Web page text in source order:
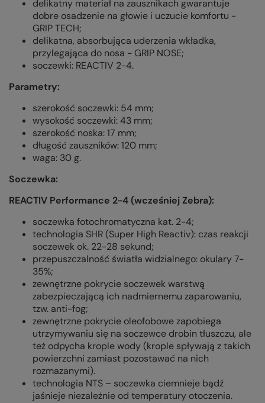
delikatny materiał na zausznikach gwarantuje
dobre osadzenie na głowie i uczucie komfortu -
GRIP TECH;
delikatna, absorbująca uderzenia wkładka,
przylegająca do nosa - GRIP NOSE;
soczewki: REACTIV 2-4.
Parametry:
szerokość soczewki: 54 mm;
wysokość soczewki: 43 mm;
szerokość noska: 17 mm;
długość zauszników: 120 mm;
waga: 30 g.
Soczewka:
REACTIV Performance 2-4 (wcześniej Zebra):
soczewka fotochromatyczna kat. 2-4;
technologia SHR (Super High Reactiv): czas reakcji
soczewek ok. 22-28 sekund;
przepuszczalność światła widzialnego: okulary 7-
35%;
zewnętrzne pokrycie soczewek warstwą
zabezpieczającą ich nadmiernemu zaparowaniu,
tzw. anti-fog;
zewnętrzne pokrycie oleofobowe zapobiega
utrzymywaniu się na soczewce drobin tłuszczu, ale
też odpycha krople wody (krople spływają z takich
powierzchni zamiast pozostawać na nich
rozmazanymi).
technologia NTS – soczewka ciemnieje bądź
jaśnieje niezależnie od temperatury otoczenia.